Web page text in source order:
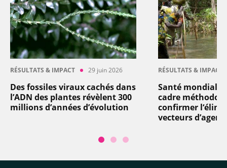
RÉSULTATS & IMPACT 29 juin 2026
Des fossiles viraux cachés dans
l’ADN des plantes révèlent 300
millions d’années d’évolution
RÉSULTATS & IMPACT
Santé mondiale
cadre
confirmer
vecteurs